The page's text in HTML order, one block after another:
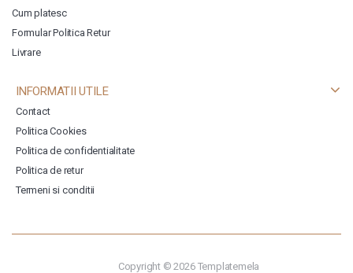
Cum platesc
Formular Politica Retur
Livrare
INFORMATII UTILE
Contact
Politica Cookies
Politica de confidentialitate
Politica de retur
Termeni si conditii
Copyright © 2026 Templatemela